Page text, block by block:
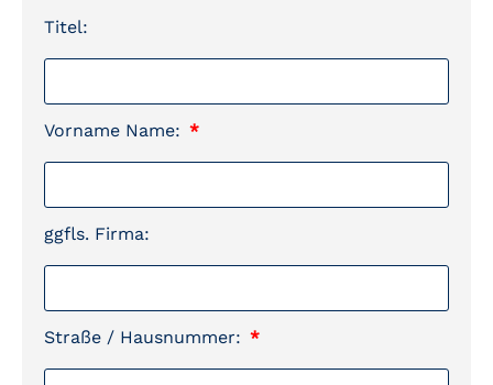
Titel:
Vorname Name:
ggfls. Firma:
Straße / Hausnummer: